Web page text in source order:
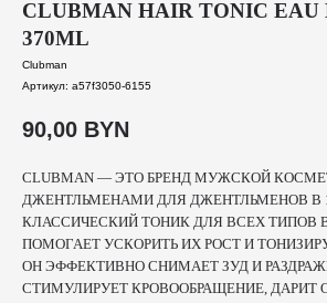
CLUBMAN HAIR TONIC EAU
370ML
Clubman
Артикул: a57f3050-6155
90,00 BYN
CLUBMAN — ЭТО БРЕНД МУЖСКОЙ
ДЖЕНТЛЬМЕНАМИ ДЛЯ ДЖЕНТЛЬМЕНОВ В
КЛАССИЧЕСКИЙ ТОНИК ДЛЯ ВСЕХ ТИПОВ
ПОМОГАЕТ УСКОРИТЬ ИХ РОСТ И
ОН ЭФФЕКТИВНО СНИМАЕТ ЗУД И
СТИМУЛИРУЕТ КРОВООБРАЩЕНИЕ,